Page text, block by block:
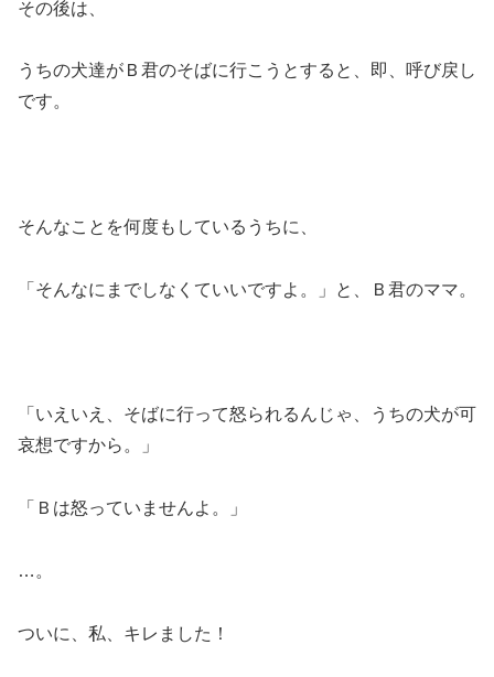
その後は、
うちの犬達がＢ君のそばに行こうとすると、即、呼び戻し
です。
そんなことを何度もしているうちに、
「そんなにまでしなくていいですよ。」と、Ｂ君のママ。
「いえいえ、そばに行って怒られるんじゃ、うちの犬が可
哀想ですから。」
「Ｂは怒っていませんよ。」
…。
ついに、私、キレました！